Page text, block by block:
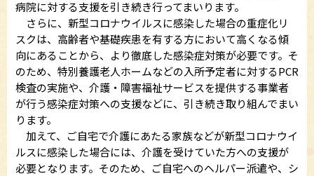
病院に対する支援を引き続き行ってまいります。
さらに、新型コロナウイルスに感染した場合の重症化リ
スクは、高齢者や基礎疾患を有する方において高くなる傾
向にあることから、より徹底した感染症対策が必要です。そ
のため、特別養護老人ホームなどの入所予定者に対するPCR
検査の実施や、介護・障害福祉サービスを提供する事業者
が行う感染症対策への支援などに、引き続き取り組んでまい
ります。
加えて、ご自宅で介護にあたる家族などが新型コロナウイ
ルスに感染した場合には、介護を受けていた方への支援が
必要となります。そのため、ご自宅へのヘルパー派遣や、シ